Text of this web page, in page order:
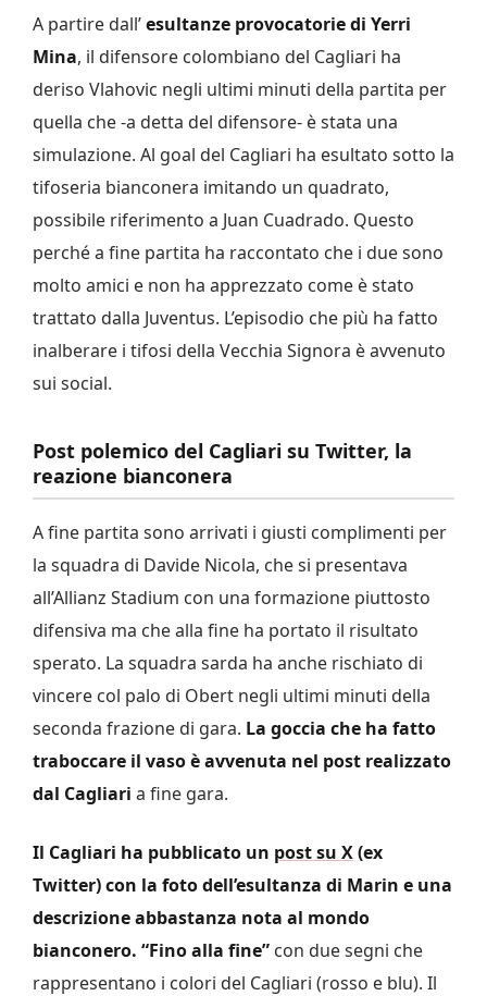
A partire dall’esultanze provocatorie di Yerri
Mina, il difensore colombiano del Cagliari ha
deriso Vlahovic negli ultimi minuti della partita per
quella che -a detta del difensore- è stata una
simulazione. Al goal del Cagliari ha esultato sotto la
tifoseria bianconera imitando un quadrato,
possibile riferimento a Juan Cuadrado. Questo
perché a fine partita ha raccontato che i due sono
molto amici e non ha apprezzato come è stato
trattato dalla Juventus. L’episodio che più ha fatto
inalberare i tifosi della Vecchia Signora è avvenuto
sui social.
Post polemico del Cagliari su Twitter, la
reazione bianconera
A fine partita sono arrivati i giusti complimenti per
la squadra di Davide Nicola, che si presentava
all’Allianz Stadium con una formazione piuttosto
difensiva ma che alla fine ha portato il risultato
sperato. La squadra sarda ha anche rischiato di
vincere col palo di Obert negli ultimi minuti della
seconda frazione di gara. La goccia che ha fatto
traboccare il vaso è avvenuta nel post realizzato
dal Cagliari a fine gara.
Il Cagliari ha pubblicato un post su X(ex
Twitter) con la foto dell’esultanza di Marin e una
descrizione abbastanza nota al mondo
bianconero. “Fino alla fine” con due segni che
rappresentano i colori del Cagliari (rosso e blu). Il